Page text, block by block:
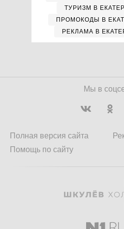
ТУРИЗМ В
ПРОМОКОДЫ В
РЕКЛАМА В
Мы в
Полная версия сайта
Помощь по сайту